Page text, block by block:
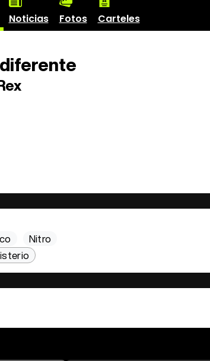
Noticias Fotos Carteles
Nitro